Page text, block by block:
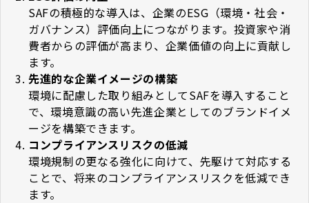
SAFの積極的な導入は、企業のESG（環境・社会・
ガバナンス）評価向上につながります。投資家や消
費者からの評価が高まり、企業価値の向上に貢献し
ます。
先進的な企業イメージの構築
環境に配慮した取り組みとしてSAFを導入すること
で、環境意識の高い先進企業としてのブランドイメ
ージを構築できます。
コンプライアンスリスクの低減
環境規制の更なる強化に向けて、先駆けて対応する
ことで、将来のコンプライアンスリスクを低減でき
ます。